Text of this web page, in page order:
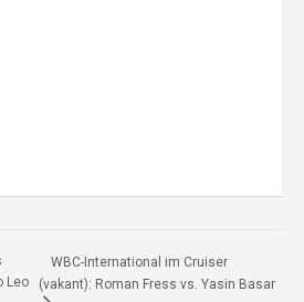
Leo
WBC-International im Cruiser
(vakant): Roman Fress vs. Yasin Basar